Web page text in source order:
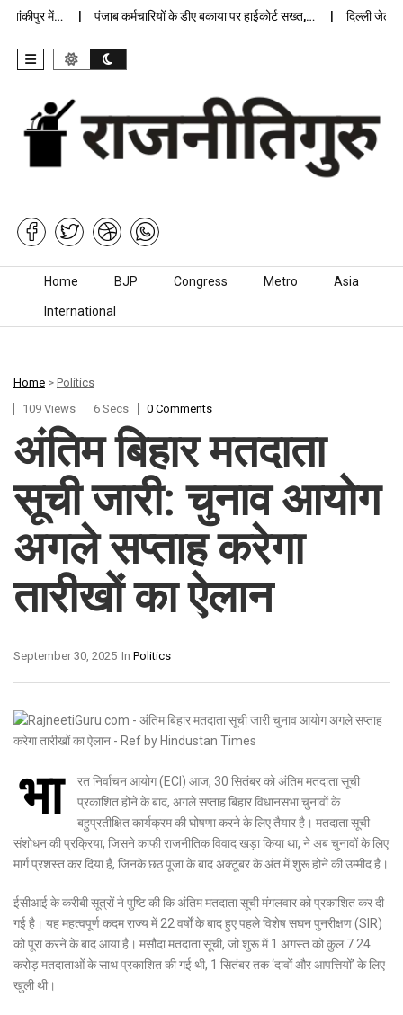
में… पंजाब कर्मचारियों के डीए बकाया पर हाईकोर्ट सख्त,… दिल्ली जेलों में
Skip to content
Home BJP Congress Metro Asia
International
Home > Politics
109 Views
6 Secs 0 Comments
अंतिम बिहार मतदाता
सूची जारी: चुनाव आयोग
अगले सप्ताह करेगा
तारीखों का ऐलान
In Politics
September 30, 2025
भा
रत निर्वाचन आयोग (ECI) आज, 30 सितंबर को अंतिम मतदाता सूची
प्रकाशित होने के बाद, अगले सप्ताह बिहार विधानसभा चुनावों के
बहुप्रतीक्षित कार्यक्रम की घोषणा करने के लिए तैयार है। मतदाता सूची
संशोधन की प्रक्रिया, जिसने काफी राजनीतिक विवाद खड़ा किया था, ने अब चुनावों के लिए
मार्ग प्रशस्त कर दिया है, जिनके छठ पूजा के बाद अक्टूबर के अंत में शुरू होने की उम्मीद है।
ईसीआई के करीबी सूत्रों ने पुष्टि की कि अंतिम मतदाता सूची मंगलवार को प्रकाशित कर दी
गई है। यह महत्वपूर्ण कदम राज्य में 22 वर्षों के बाद हुए पहले विशेष सघन पुनरीक्षण (SIR)
को पूरा करने के बाद आया है। मसौदा मतदाता सूची, जो शुरू में 1 अगस्त को कुल 7.24
करोड़ मतदाताओं के साथ प्रकाशित की गई थी, 1 सितंबर तक ‘दावों और आपत्तियों’ के लिए
खुली थी।